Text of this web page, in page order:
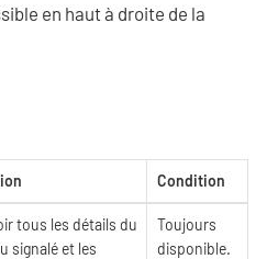
en haut à droite de la
Condition
tous les détails du
signalé et les
Toujours
disponible.